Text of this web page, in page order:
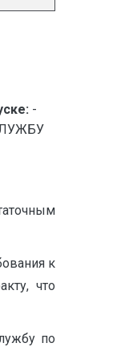
-
к
что
по